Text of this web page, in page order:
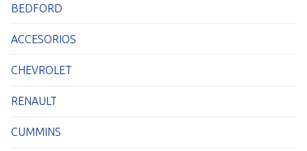
BEDFORD
ACCESORIOS
CHEVROLET
RENAULT
CUMMINS